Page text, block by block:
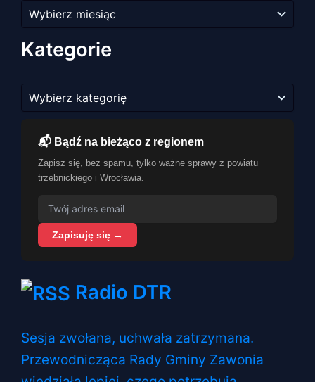
artykułów
Kategorie
📬 Bądź na bieżąco z regionem
Zapisz się, bez spamu, tylko ważne sprawy z powiatu
trzebnickiego i Wrocławia.
Zapisuję się →
Radio DTR
Sesja zwołana, uchwała zatrzymana.
Przewodnicząca Rady Gminy Zawonia